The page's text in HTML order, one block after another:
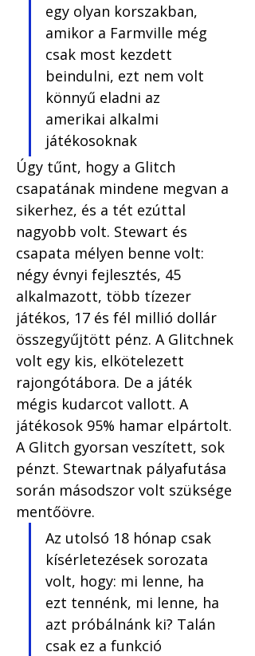
egy olyan korszakban,
amikor a Farmville még
csak most kezdett
beindulni, ezt nem volt
könnyű eladni az
amerikai alkalmi
játékosoknak
Úgy tűnt, hogy a Glitch
csapatának mindene megvan a
sikerhez, és a tét ezúttal
nagyobb volt. Stewart és
csapata mélyen benne volt:
négy évnyi fejlesztés, 45
alkalmazott, több tízezer
játékos, 17 és fél millió dollár
összegyűjtött pénz. A Glitchnek
volt egy kis, elkötelezett
rajongótábora. De a játék
mégis kudarcot vallott. A
játékosok 95% hamar elpártolt.
A Glitch gyorsan veszített, sok
pénzt. Stewartnak pályafutása
során másodszor volt szüksége
mentőövre.
Az utolsó 18 hónap csak
kísérletezések sorozata
volt, hogy: mi lenne, ha
ezt tennénk, mi lenne, ha
azt próbálnánk ki? Talán
csak ez a funkció